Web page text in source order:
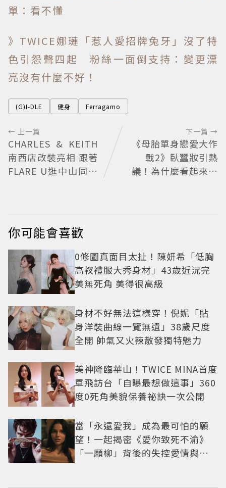
單：看不懂
》TWICE娜璉「惹人愛招牌兔牙」沒了特
色引怨聲四起 粉絲一面倒支持：變更漂
亮沒有什麼不好！
(G)I-DLE 健身 Ferragamo
← 上一篇
CHARLES & KEITH
南西店改裝亮相 跟著
FLARE U逛中山同款
下一篇 →
《母胎單身戀愛大作
戰2》臥蠶妝引熱
議！為什麼看起來這
你可能會喜歡
0修圖真面目太扯！陳妍希「低胸
高衩禮服大秀身材」43歲近況完
美無死角 美得很高級
身材不好無法這樣穿！倪妮「貼
身洋裝曲線一覽無遺」38歲尺度
全開 帥氣又火辣散發獨特魅力
美神降臨華山！TWICE MINA首度
單飛訪台「自曝最想做這事」360
度0死角美貌保養祕訣一次公開
當「永遠愛我」成為最可怕的願
望！一起揭密《愛你致死不渝》
「一願柳」背後的失控愛情與爆